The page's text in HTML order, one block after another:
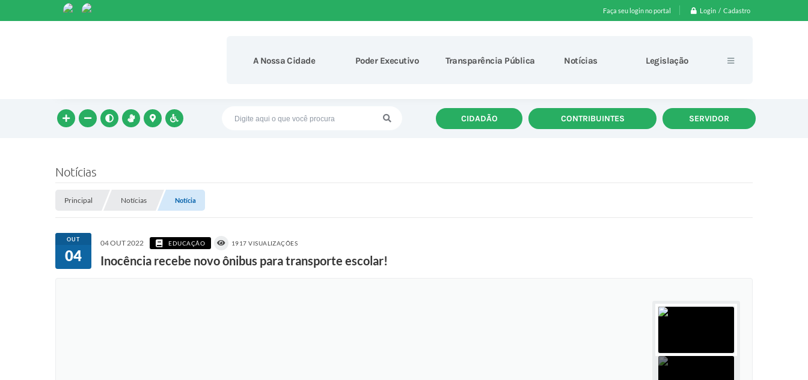
Faça seu login no portal Login / Cadastro
A Nossa Cidade Poder Executivo Transparência Pública Notícias Legislação
CIDADÃO CONTRIBUINTES SERVIDOR
Notícias
Principal Notícias Notícia
OUT
04
04 OUT 2022 EDUCAÇÃO 1917 VISUALIZAÇÕES
Inocência recebe novo ônibus para transporte escolar!